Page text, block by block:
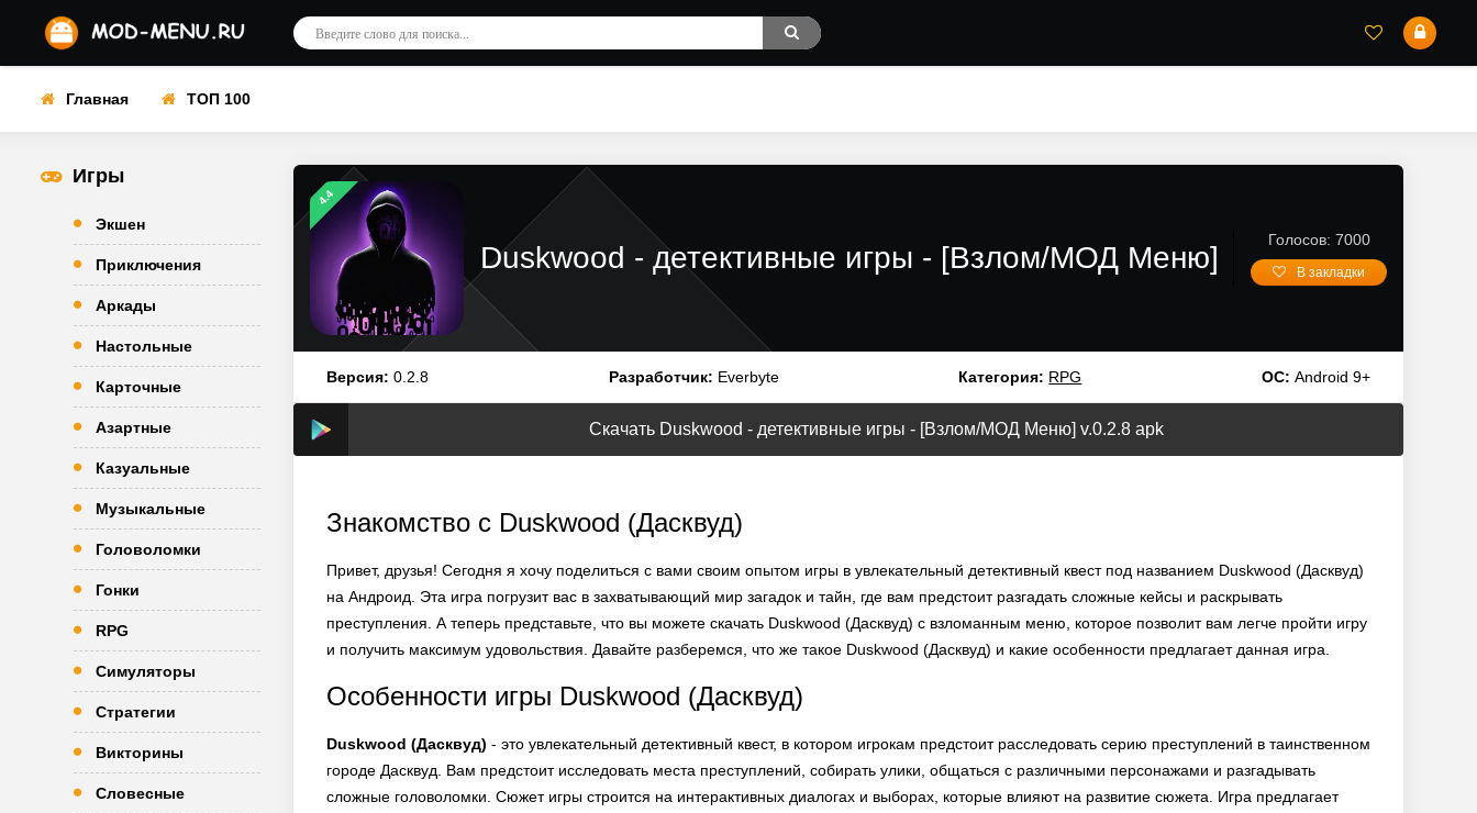
Главная ТОП 100
Игры
Экшен
Приключения
Аркады
Настольные
Карточные
Азартные
Казуальные
Музыкальные
Головоломки
Гонки
RPG
Симуляторы
Стратегии
Викторины
Словесные
4.4
Duskwood - детективные игры - [Взлом/МОД Меню]
Голосов: 7000
В закладки
Версия: 0.2.8 Разработчик: Everbyte Категория: RPG ОС: Android 9+
Скачать Duskwood - детективные игры - [Взлом/МОД Меню] v.0.2.8 apk
Знакомство с Duskwood (Дасквуд)
Привет, друзья! Сегодня я хочу поделиться с вами своим опытом игры в увлекательный детективный квест под названием Duskwood (Дасквуд)
на Андроид. Эта игра погрузит вас в захватывающий мир загадок и тайн, где вам предстоит разгадать сложные кейсы и раскрывать
преступления. А теперь представьте, что вы можете скачать Duskwood (Дасквуд) с взломанным меню, которое позволит вам легче пройти игру
и получить максимум удовольствия. Давайте разберемся, что же такое Duskwood (Дасквуд) и какие особенности предлагает данная игра.
Особенности игры Duskwood (Дасквуд)
Duskwood (Дасквуд) - это увлекательный детективный квест, в котором игрокам предстоит расследовать серию преступлений в таинственном
городе Дасквуд. Вам предстоит исследовать места преступлений, собирать улики, общаться с различными персонажами и разгадывать
сложные головоломки. Сюжет игры строится на интерактивных диалогах и выборах, которые влияют на развитие сюжета. Игра предлагает